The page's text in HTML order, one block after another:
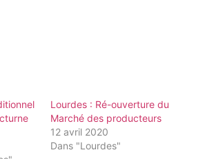
Lourdes : Ré-ouverture du
Marché des producteurs
12 avril 2020
Dans "Lourdes"